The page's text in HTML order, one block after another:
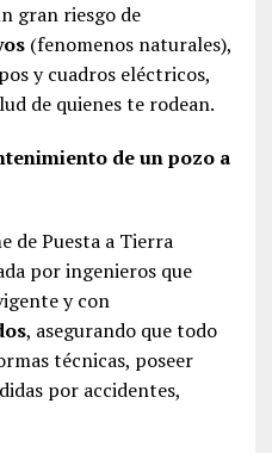
gran riesgo de
(fenomenos naturales),
y cuadros eléctricos,
de quienes te rodean.
de un pozo a
de Puesta a Tierra
por ingenieros que
y con
, asegurando que todo
técnicas, poseer
por accidentes,